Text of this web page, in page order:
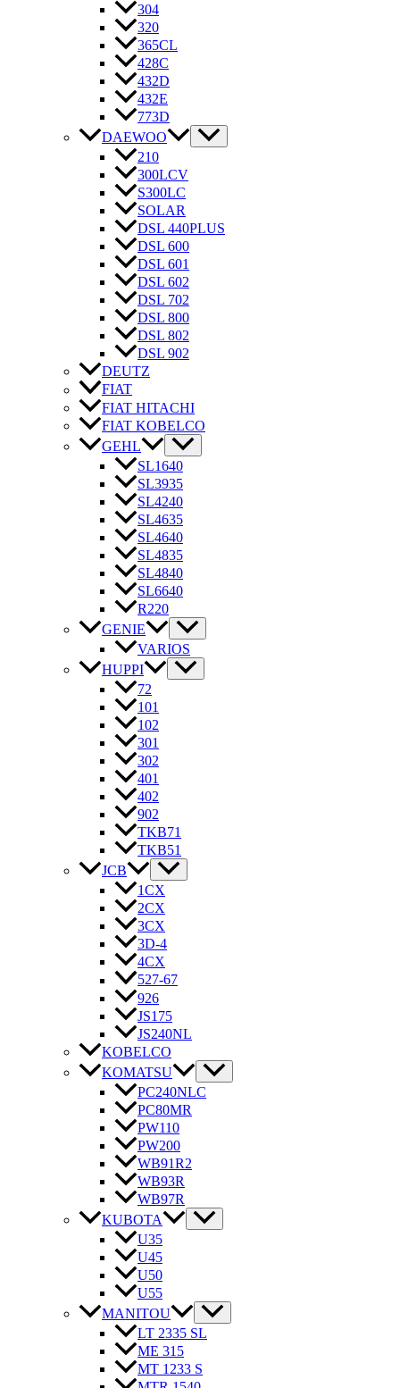
304
320
365CL
428C
432D
432E
773D
DAEWOO
210
300LCV
S300LC
SOLAR
DSL 440PLUS
DSL 600
DSL 601
DSL 602
DSL 702
DSL 800
DSL 802
DSL 902
DEUTZ
FIAT
FIAT HITACHI
FIAT KOBELCO
GEHL
SL1640
SL3935
SL4240
SL4635
SL4640
SL4835
SL4840
SL6640
R220
GENIE
VARIOS
HUPPI
72
101
102
301
302
401
402
902
TKB71
TKB51
JCB
1CX
2CX
3CX
3D-4
4CX
527-67
926
JS175
JS240NL
KOBELCO
KOMATSU
PC240NLC
PC80MR
PW110
PW200
WB91R2
WB93R
WB97R
KUBOTA
U35
U45
U50
U55
MANITOU
LT 2335 SL
ME 315
MT 1233 S